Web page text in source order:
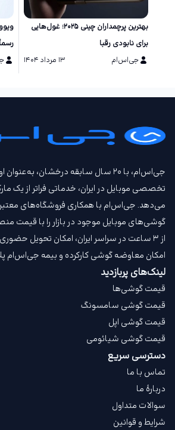
بهترین پرچمداران چینی ۲۰۲۵؛ غول‌هایی
برای نابودی رقبا
جی‌اس‌ام
۱۳ مرداد ۱۴۰۴
جی‌اس‌ام، با ۲۰ سال سابقه درخشان،
تخصصی موبایل در ایران، خدماتی فراتر از یک
می‌دهد. جی‌اس‌ام با همکاری فروشگاه‌های
گوشی‌های موبایل موجود در بازار را با قیمت‌
از ۳ ساعت در سراسر ایران، امکان تحویل
امکان معاوضه گوشی کارکرده و بیمه جی‌اس‌ام‌
لینک‌های پربازدید
قیمت گوشی‌ها
قیمت گوشی سامسونگ
قیمت گوشی اپل
قیمت گوشی شیائومی
دسترسی سریع
تماس با ما
دربارهٔ ما
سوالات متداول
شرایط و قوانین